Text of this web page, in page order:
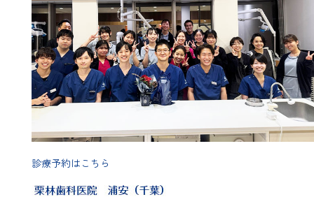
診療予約はこちら